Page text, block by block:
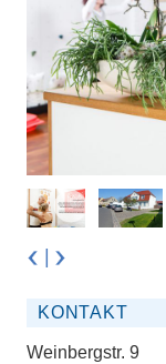
KONTAKT
Weinbergstr. 9